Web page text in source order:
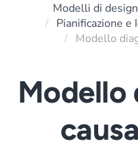
Modelli di
Pianificazione e
Modello
Modello